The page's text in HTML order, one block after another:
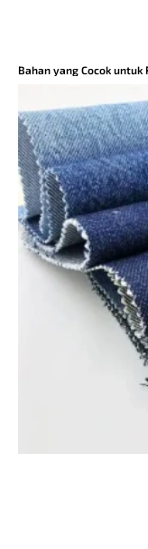
Bahan yang Cocok